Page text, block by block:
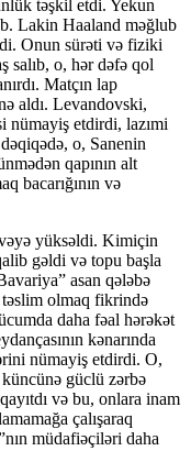
təşkil etdi. Yekun
Lakin Haaland məğlub
Onun sürəti və fiziki
salıb, o, hər dəfə qol
Matçın lap
aldı. Levandovski,
nümayiş etdirdi, lazımi
o, Sanenin
qapının alt
bacarığının və
yüksəldi. Kimiçin
gəldi və topu başla
asan qələbə
təslim olmaq fikrində
daha fəal hərəkət
kənarında
nümayiş etdirdi. O,
güclü zərbə
və bu, onlara inam
çalışaraq
müdafiəçiləri daha